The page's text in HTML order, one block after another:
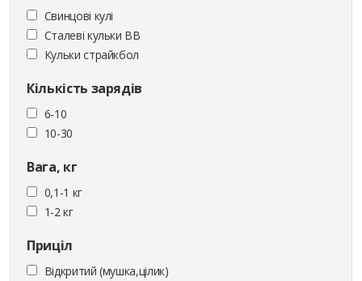
Cвинцові кулі
Сталеві кульки ВВ
Кульки страйкбол
Кількість зарядів
6-10
10-30
Вага, кг
0,1-1 кг
1-2 кг
Приціл
Відкритий (мушка,цілик)